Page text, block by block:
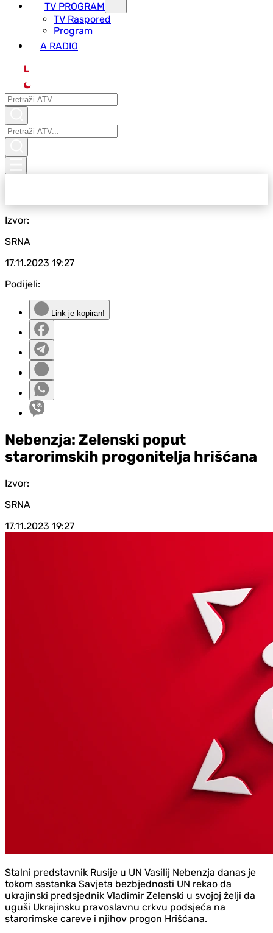
TV PROGRAM
ТV Raspored
Program
A RADIO
L
Izvor:
SRNA
17.11.2023 19:27
Podijeli:
Link je kopiran!
Nebenzja: Zelenski poput
starorimskih progonitelja hrišćana
Izvor:
SRNA
17.11.2023 19:27
Stalni predstavnik Rusije u UN Vasilij Nebenzja danas je
tokom sastanka Savjeta bezbjednosti UN rekao da
ukrajinski predsjednik Vladimir Zelenski u svojoj želji da
uguši Ukrajinsku pravoslavnu crkvu podsjeća na
starorimske careve i njihov progon Hrišćana.